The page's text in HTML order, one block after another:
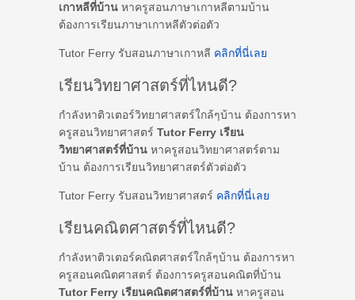
เกาหลีที่บ้าน หาครูสอนภาษาเกาหลีตามบ้าน
ต้องการเรียนภาษาเกาหลีตัวต่อตัว
Tutor Ferry รับสอนภาษาเกาหลี คลิกที่นี่เลย
เรียนวิทยาศาสตร์ที่ไหนดี?
กำลังหาติวเตอร์วิทยาศาสตร์ใกล้ๆบ้าน ต้องการหา
ครูสอนวิทยาศาสตร์ Tutor Ferry เรียน
วิทยาศาสตร์ที่บ้าน หาครูสอนวิทยาศาสตร์ตาม
บ้าน ต้องการเรียนวิทยาศาสตร์ตัวต่อตัว
Tutor Ferry รับสอนวิทยาศาสตร์ คลิกที่นี่เลย
เรียนคณิตศาสตร์ที่ไหนดี?
กำลังหาติวเตอร์คณิตศาสตร์ใกล้ๆบ้าน ต้องการหา
ครูสอนคณิตศาสตร์ ต้องการครูสอนคณิตที่บ้าน
Tutor Ferry เรียนคณิตศาสตร์ที่บ้าน หาครูสอน